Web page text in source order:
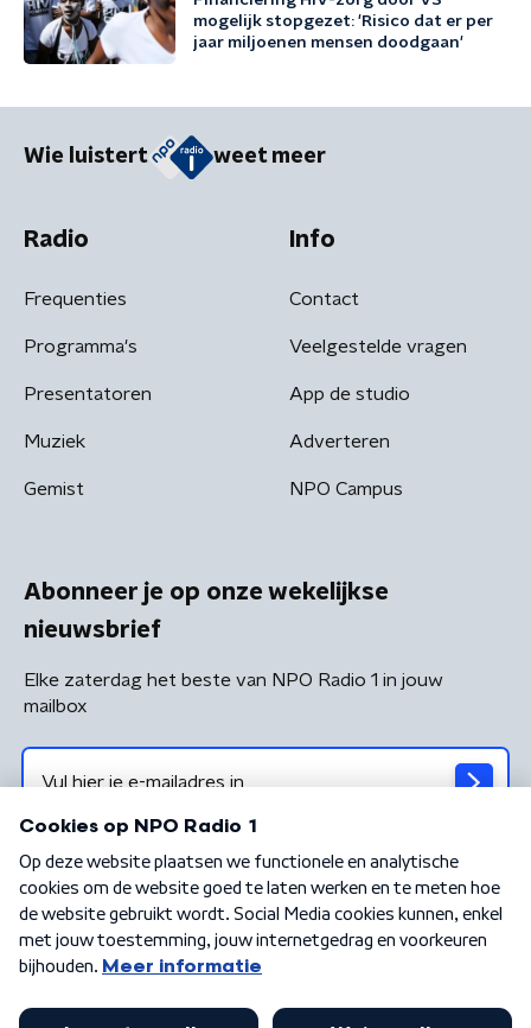
mogelijk stopgezet: 'Risico dat er per
jaar miljoenen mensen doodgaan'
Wie luistert weet meer
Radio
Frequenties
Programma's
Presentatoren
Muziek
Gemist
Info
Contact
Veelgestelde vragen
App de studio
Adverteren
NPO Campus
Abonneer je op onze wekelijkse
nieuwsbrief
Elke zaterdag het beste van NPO Radio 1 in jouw
mailbox
Algemene voorwaarden